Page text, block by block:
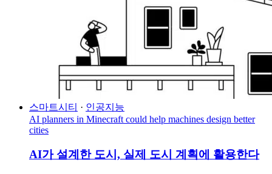
스마트시티 · 인공지능
AI planners in Minecraft could help machines design better
cities
AI가 설계한 도시, 실제 도시 계획에 활용한다